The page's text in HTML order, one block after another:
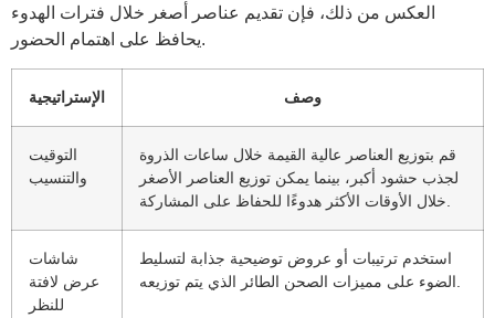
العكس من ذلك، فإن تقديم عناصر أصغر خلال فترات الهدوء
يحافظ على اهتمام الحضور.
الإستراتيجية وصف
التوقيت
والتنسيب
قم بتوزيع العناصر عالية القيمة خلال ساعات الذروة
لجذب حشود أكبر، بينما يمكن توزيع العناصر الأصغر
خلال الأوقات الأكثر هدوءًا للحفاظ على المشاركة.
شاشات
عرض لافتة
للنظر
استخدم ترتيبات أو عروض توضيحية جذابة لتسليط
الضوء على مميزات الصحن الطائر الذي يتم توزيعه.